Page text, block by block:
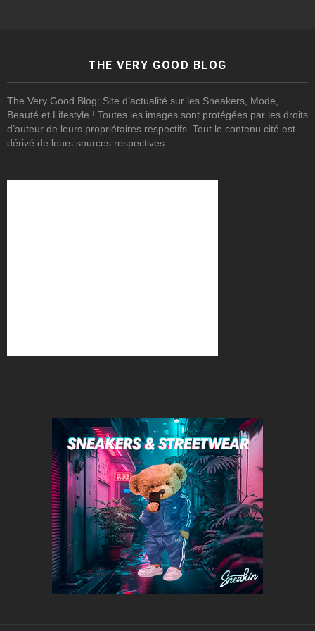
THE VERY GOOD BLOG
The Very Good Blog: Site d’actualité sur les Sneakers, Mode,
Beauté et Lifestyle ! Toutes les images sont protégées par les droits
d’auteur de leurs propriétaires respectifs. Tout le contenu cité est
dérivé de leurs sources respectives.